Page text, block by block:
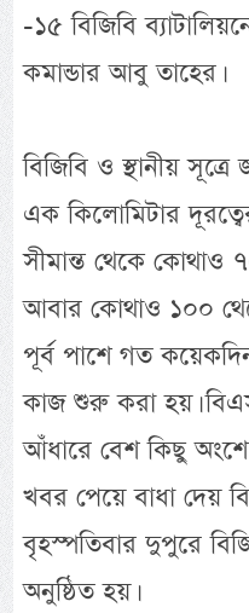
-১৫ বিজিবি
কমান্ডার আবু তাহের।
বিজিবি ও স্থানীয় সূত্রে
এক কিলোমিটার
সীমান্ত থেকে
আবার কোথাও ১০০
পূর্ব পাশে গত
কাজ শুরু করা হয়।
আঁধারে বেশ কিছু অংশে
খবর পেয়ে বাধা দেয়
বৃহস্পতিবার দুপুরে
অনুষ্ঠিত হয়।